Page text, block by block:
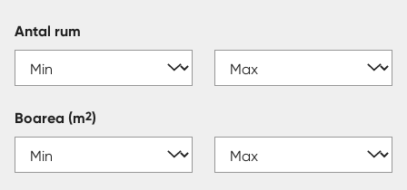
Antal rum
Boarea (m2)